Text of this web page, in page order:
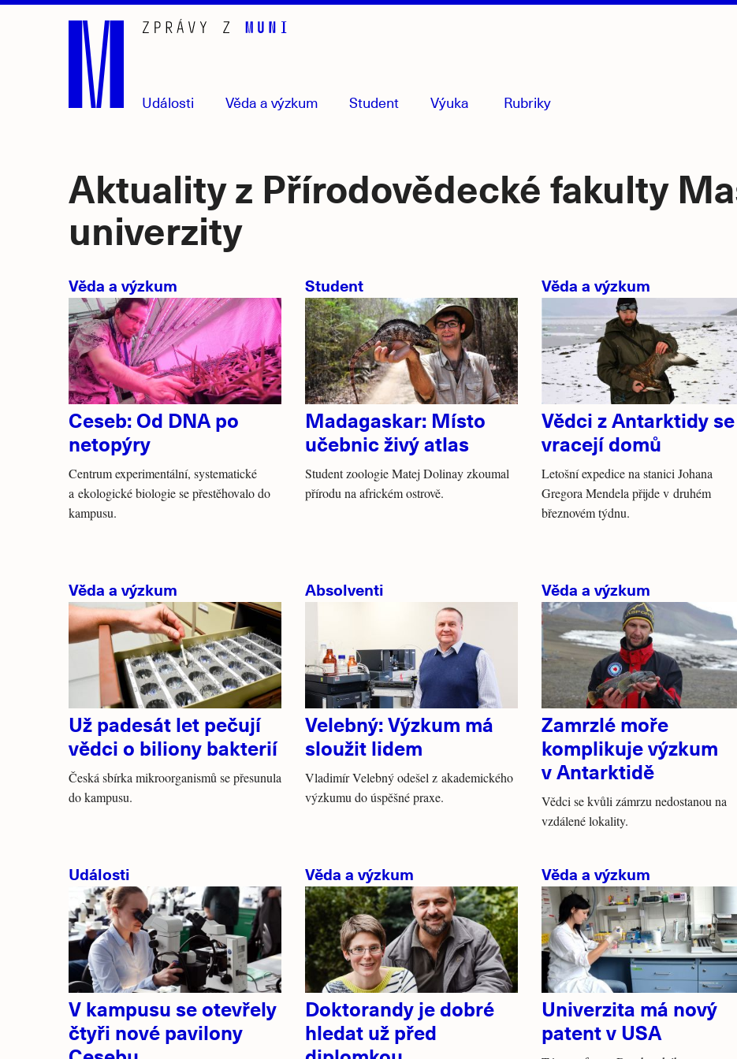
Události Věda a výzkum Student Výuka Rubriky
Aktuality z Přírodovědecké fakulty
univerzity
Věda a výzkum
Ceseb: Od DNA po
netopýry
Centrum experimentální, systematické
a ekologické biologie se přestěhovalo do
kampusu.
Student
Madagaskar: Místo
učebnic živý atlas
Student zoologie Matej Dolinay zkoumal
přírodu na africkém ostrově.
Věda a výzkum
Vědci z Antarktidy se
vracejí domů
Letošní expedice na stanici Johana
Gregora Mendela přijde v druhém
březnovém týdnu.
Věda a výzkum
Už padesát let pečují
vědci o biliony bakterií
Česká sbírka mikroorganismů se přesunula
do kampusu.
Absolventi
Velebný: Výzkum má
sloužit lidem
Vladimír Velebný odešel z akademického
výzkumu do úspěšné praxe.
Věda a výzkum
Zamrzlé moře
komplikuje výzkum
v Antarktidě
Vědci se kvůli zámrzu nedostanou na
vzdálené lokality.
Události
V kampusu se otevřely
čtyři nové pavilony
Věda a výzkum
Doktorandy je dobré
hledat už před
Věda a výzkum
Univerzita má nový
patent v USA